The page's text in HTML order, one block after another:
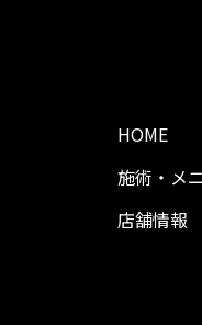
HOME
施術・メ
店舗情報